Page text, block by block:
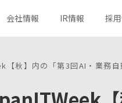
サービス一覧
会社情報
トップメッセージ
IR情報
決算短信
採
キャリア採用
社会
秋】内の「第3回AI・業務自